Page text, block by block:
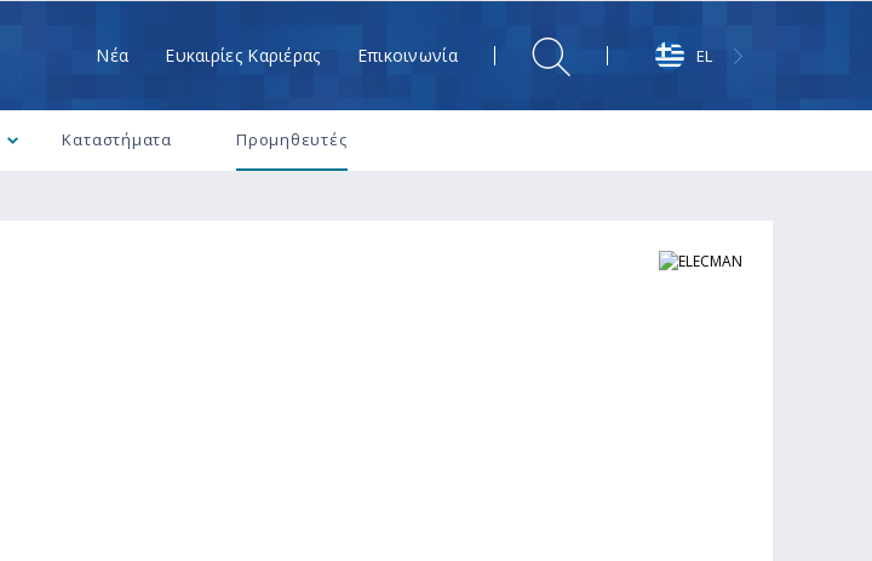
Nέα Ευκαιρίες Καριέρας Επικοινωνία EL
Καταστήματα Προμηθευτές